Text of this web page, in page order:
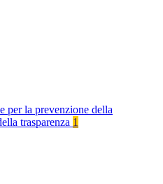
per la prevenzione della
trasparenza 1